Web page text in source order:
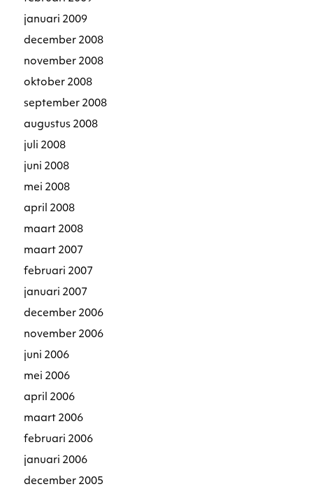
januari 2009
december 2008
november 2008
oktober 2008
september 2008
augustus 2008
juli 2008
juni 2008
mei 2008
april 2008
maart 2008
maart 2007
februari 2007
januari 2007
december 2006
november 2006
juni 2006
mei 2006
april 2006
maart 2006
februari 2006
januari 2006
december 2005